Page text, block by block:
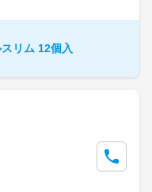
リム 12個入